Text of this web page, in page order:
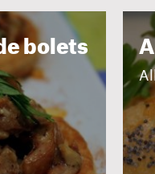
bolets